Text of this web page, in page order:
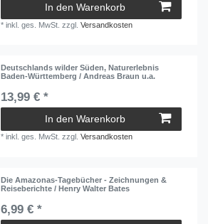
In den Warenkorb
*inkl. ges. MwSt. zzgl.Versandkosten
Deutschlands wilder Süden, Naturerlebnis
Baden-Württemberg / Andreas Braun u.a.
13,99 € *
In den Warenkorb
*inkl. ges. MwSt. zzgl.Versandkosten
Die Amazonas-Tagebücher - Zeichnungen &
Reiseberichte / Henry Walter Bates
6,99 € *